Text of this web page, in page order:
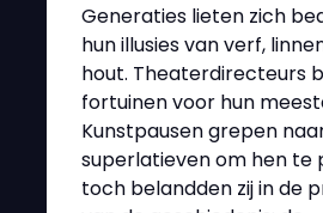
Generaties lieten zich
hun illusies van verf,
hout. Theaterdirecteurs
fortuinen voor hun
Kunstpausen grepen
superlatieven om hen te
toch belandden zij in de